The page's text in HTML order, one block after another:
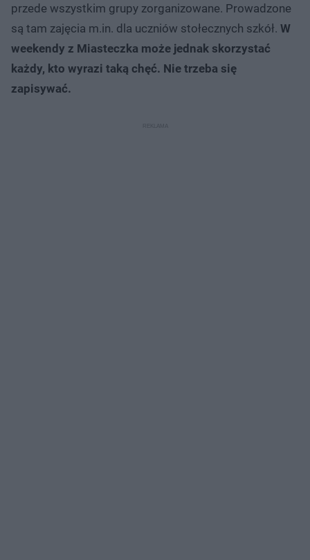
przede wszystkim grupy zorganizowane. Prowadzone
są tam zajęcia m.in. dla uczniów stołecznych szkół. W
weekendy z Miasteczka może jednak skorzystać
każdy, kto wyrazi taką chęć. Nie trzeba się
zapisywać.